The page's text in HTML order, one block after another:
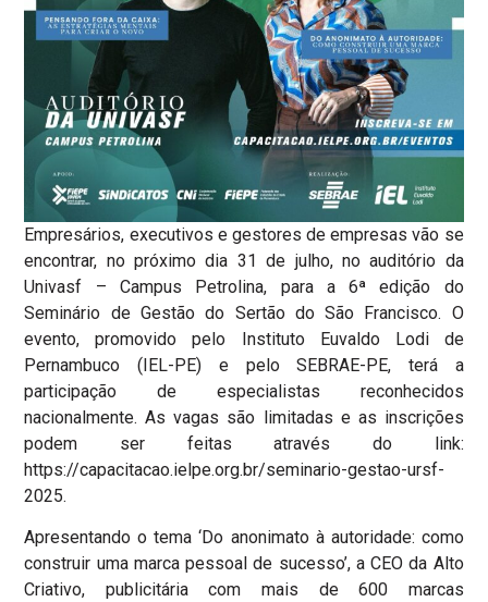
Empresários, executivos e gestores de empresas vão se
encontrar, no próximo dia 31 de julho, no auditório da
Univasf – Campus Petrolina, para a 6ª edição do
Seminário de Gestão do Sertão do São Francisco. O
evento, promovido pelo Instituto Euvaldo Lodi de
Pernambuco (IEL-PE) e pelo SEBRAE-PE, terá a
participação de especialistas reconhecidos
nacionalmente. As vagas são limitadas e as inscrições
podem ser feitas através do link:
https://capacitacao.ielpe.org.br/seminario-gestao-ursf-
2025.
Apresentando o tema ‘Do anonimato à autoridade: como
construir uma marca pessoal de sucesso’, a CEO da Alto
Criativo, publicitária com mais de 600 marcas